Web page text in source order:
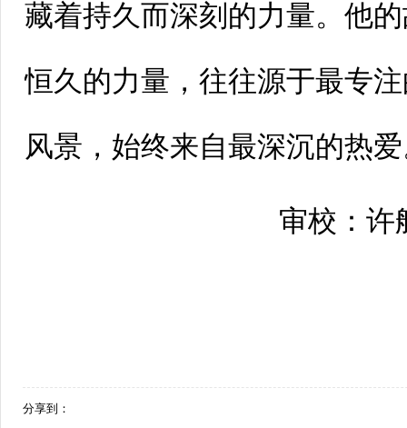
藏着持久而深刻的力量。他
恒久的力量，往往源于最专
风景，始终来自最深沉的热
审校：许
分享到：